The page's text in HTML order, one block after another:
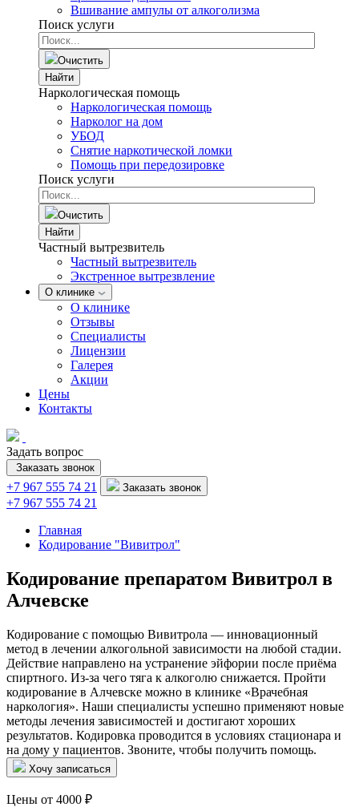
Вшивание ампулы от алкоголизма
Поиск услуги
Очистить
Найти
Наркологическая помощь
Наркологическая помощь
Нарколог на дом
УБОД
Снятие наркотической ломки
Помощь при передозировке
Поиск услуги
Очистить
Найти
Частный вытрезвитель
Частный вытрезвитель
Экстренное вытрезвление
О клинике
О клинике
Отзывы
Специалисты
Лицензии
Галерея
Акции
Цены
Контакты
Задать вопрос
Заказать звонок
+7 967 555 74 21 Заказать звонок
+7 967 555 74 21
Главная
Кодирование "Вивитрол"
Кодирование препаратом Вивитрол в
Алчевске
Кодирование с помощью Вивитрола — инновационный
метод в лечении алкогольной зависимости на любой стадии.
Действие направлено на устранение эйфории после приёма
спиртного. Из-за чего тяга к алкоголю снижается. Пройти
кодирование в Алчевске можно в клинике «Врачебная
наркология». Наши специалисты успешно применяют новые
методы лечения зависимостей и достигают хороших
результатов. Кодировка проводится в условиях стационара и
на дому у пациентов. Звоните, чтобы получить помощь.
Хочу записаться
Цены от 4000 ₽